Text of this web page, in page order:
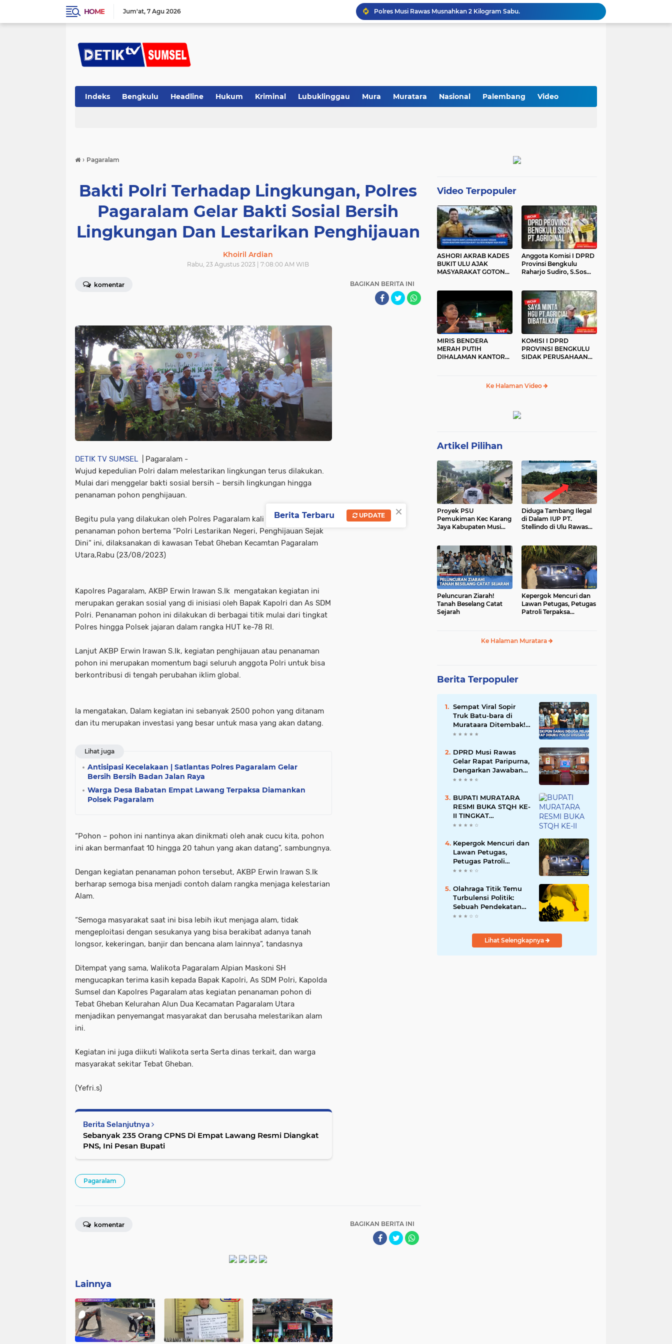
HOME Jum'at 7 Agu 2026
Polres Musi Rawas Musnahkan 2 Kilogram Sabu.
Optimalkan Penanganan Perkara, Kasi Pidum Kejari Musi Rawas Ikuti Bimtek AI dan Big Data
Lantik Pejabat Baru, JM Bupati Empat Lawang: Jabatan Adalah Amanah, Segera Berinovasi Demi Empat Lawang MADANI!
Indeks Bengkulu Headline Hukum Kriminal Lubuklinggau Mura Muratara Nasional Palembang Video
› Pagaralam
Bakti Polri Terhadap Lingkungan, Polres
Pagaralam Gelar Bakti Sosial Bersih
Lingkungan Dan Lestarikan Penghijauan
Khoiril Ardian
Rabu, 23 Agustus 2023 | 7:08:00 AM WIB
komentar BAGIKAN BERITA INI
DETIK TV SUMSEL | Pagaralam -
Wujud kepedulian Polri dalam melestarikan lingkungan terus dilakukan.
Mulai dari menggelar bakti sosial bersih – bersih lingkungan hingga
penanaman pohon penghijauan.
Begitu pula yang dilakukan oleh Polres Pagaralam kali ini. Kegiatan
penanaman pohon bertema “Polri Lestarikan Negeri, Penghijauan Sejak
Dini“ ini, dilaksanakan di kawasan Tebat Gheban Kecamtan Pagaralam
Utara,Rabu (23/08/2023)
Kapolres Pagaralam, AKBP Erwin Irawan S.Ik mengatakan kegiatan ini
merupakan gerakan sosial yang di inisiasi oleh Bapak Kapolri dan As SDM
Polri. Penanaman pohon ini dilakukan di berbagai titik mulai dari tingkat
Polres hingga Polsek jajaran dalam rangka HUT ke-78 RI.
Lanjut AKBP Erwin Irawan S.Ik, kegiatan penghijauan atau penanaman
pohon ini merupakan momentum bagi seluruh anggota Polri untuk bisa
berkontribusi di tengah perubahan iklim global.
Ia mengatakan, Dalam kegiatan ini sebanyak 2500 pohon yang ditanam
dan itu merupakan investasi yang besar untuk masa yang akan datang.
Lihat juga
Antisipasi Kecelakaan | Satlantas Polres Pagaralam Gelar
Bersih Bersih Badan Jalan Raya
Warga Desa Babatan Empat Lawang Terpaksa Diamankan
Polsek Pagaralam
“Pohon – pohon ini nantinya akan dinikmati oleh anak cucu kita, pohon
ini akan bermanfaat 10 hingga 20 tahun yang akan datang”, sambungnya.
Dengan kegiatan penanaman pohon tersebut, AKBP Erwin Irawan S.Ik
berharap semoga bisa menjadi contoh dalam rangka menjaga kelestarian
Alam.
“Semoga masyarakat saat ini bisa lebih ikut menjaga alam, tidak
mengeploitasi dengan sesukanya yang bisa berakibat adanya tanah
longsor, kekeringan, banjir dan bencana alam lainnya”, tandasnya
Ditempat yang sama, Walikota Pagaralam Alpian Maskoni SH
mengucapkan terima kasih kepada Bapak Kapolri, As SDM Polri, Kapolda
Sumsel dan Kapolres Pagaralam atas kegiatan penanaman pohon di
Tebat Gheban Kelurahan Alun Dua Kecamatan Pagaralam Utara
menjadikan penyemangat masyarakat dan berusaha melestarikan alam
ini.
Kegiatan ini juga diikuti Walikota serta Serta dinas terkait, dan warga
masyarakat sekitar Tebat Gheban.
(Yefri.s)
Berita Selanjutnya
Sebanyak 235 Orang CPNS Di Empat Lawang Resmi Diangkat
PNS, Ini Pesan Bupati
Pagaralam
BAGIKAN BERITA INI
komentar
Lainnya
Video Terpopuler
ASHORI AKRAB KADES
BUKIT ULU AJAK
MASYARAKAT GOTONG
Anggota Komisi I DPRD
Provinsi Bengkulu
Raharjo Sudiro, S.Sos
MIRIS BENDERA
MERAH PUTIH
DIHALAMAN KANTOR
KOMISI I DPRD
PROVINSI BENGKULU
SIDAK PERUSAHAAN
Ke Halaman Video
Artikel Pilihan
Proyek PSU
Pemukiman Kec Karang
Jaya Kabupaten Musi
Diduga Tambang Ilegal
di Dalam IUP PT.
Stellindo di Ulu Rawas
Peluncuran Ziarah!
Tanah Beselang Catat
Sejarah
Kepergok Mencuri dan
Lawan Petugas, Petugas
Patroli Terpaksa
Ke Halaman Muratara
Berita Terpopuler
Sempat Viral Sopir
Truk Batu-bara di
Murataara Ditembak!
Namun Dikabarkan
DPRD Musi Rawas
Gelar Rapat Paripurna,
Dengarkan Jawaban
Eksekutif Atas 4
BUPATI MURATARA
RESMI BUKA STQH KE-
II TINGKAT
KABUPATEN
Kepergok Mencuri dan
Lawan Petugas,
Petugas Patroli
Terpaksa Lumpuhkan
Olahraga Titik Temu
Turbulensi Politik:
Sebuah Pendekatan
Batalnya Tuan Rumah
Lihat Selengkapnya
×
Berita Terbaru UPDATE